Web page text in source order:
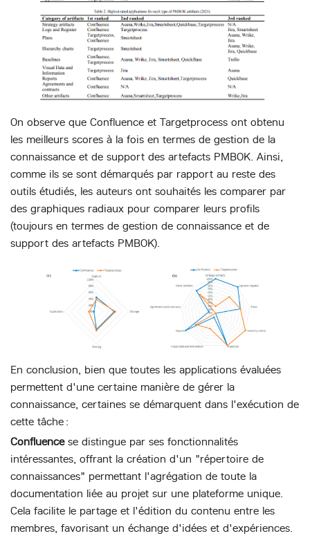
On observe que Confluence et Targetprocess ont obtenu
les meilleurs scores à la fois en termes de gestion de la
connaissance et de support des artefacts PMBOK. Ainsi,
comme ils se sont démarqués par rapport au reste des
outils étudiés, les auteurs ont souhaités les comparer par
des graphiques radiaux pour comparer leurs profils
(toujours en termes de gestion de connaissance et de
support des artefacts PMBOK).
En conclusion, bien que toutes les applications évaluées
permettent d'une certaine manière de gérer la
connaissance, certaines se démarquent dans l'exécution de
cette tâche :
Confluencese distingue par ses fonctionnalités
intéressantes, offrant la création d'un "répertoire de
connaissances" permettant l'agrégation de toute la
documentation liée au projet sur une plateforme unique.
Cela facilite le partage et l'édition du contenu entre les
membres, favorisant un échange d'idées et d'expériences.